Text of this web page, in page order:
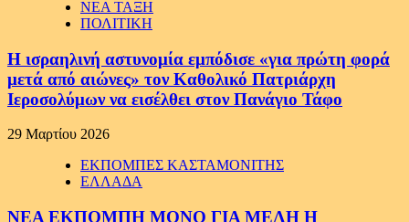
ΝΕΑ ΤΑΞΗ
ΠΟΛΙΤΙΚΗ
Η ισραηλινή αστυνομία εμπόδισε «για πρώτη φορά
μετά από αιώνες» τον Καθολικό Πατριάρχη
Ιεροσολύμων να εισέλθει στον Πανάγιο Τάφο
29 Μαρτίου 2026
ΕΚΠΟΜΠΕΣ ΚΑΣΤΑΜΟΝΙΤΗΣ
ΕΛΛΑΔΑ
ΝΕΑ ΕΚΠΟΜΠΗ ΜΟΝΟ ΓΙΑ ΜΕΛΗ Η